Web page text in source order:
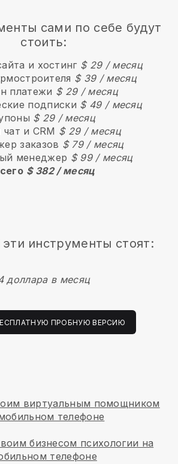
сами по себе будут
стоить:
и хостинг $ 29 / месяц
$ 39 / месяц
платежи $ 29 / месяц
подписки $ 49 / месяц
$ 29 / месяц
и CRM $ 29 / месяц
заказов $ 79 / месяц
менеджер $ 99 / месяц
$ 382 / месяц
эти инструменты стоят:
доллара в месяц
ПРОБНУЮ ВЕРСИЮ
виртуальным помощником
телефоне
бизнесом психологии на
телефоне